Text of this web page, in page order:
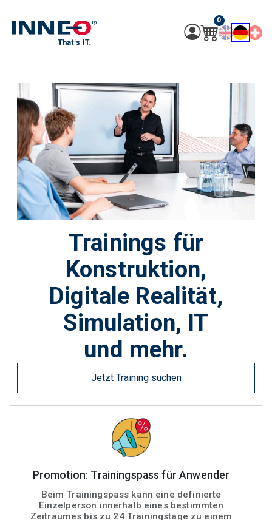
0
Trainings für
Konstruktion,
Digitale Realität,
Simulation, IT
und mehr.
Jetzt Training suchen
Promotion: Trainingspass für Anwender
Beim Trainingspass kann eine definierte
Einzelperson innerhalb eines bestimmten
Zeitraumes bis zu 24 Trainingstage zu einem